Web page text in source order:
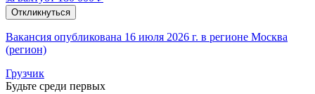
Откликнуться
Вакансия опубликована 16 июля 2026 г. в регионе Москва
(регион)
Грузчик
Будьте среди первых